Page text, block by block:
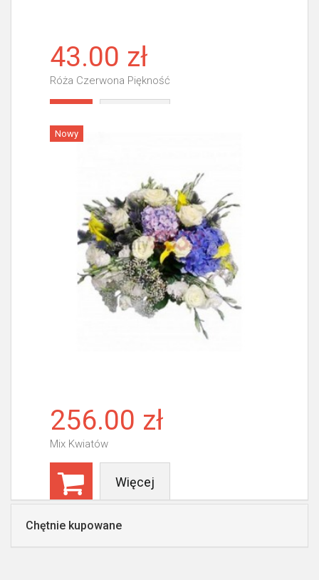
43.00 zł
Róża Czerwona Piękność
Nowy
256.00 zł
Mix Kwiatów
Więcej
Chętnie kupowane